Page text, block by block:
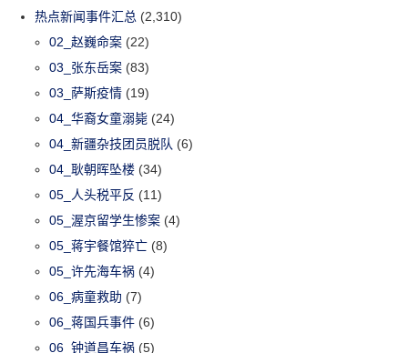
热点新闻事件汇总 (2,310)
02_赵巍命案 (22)
03_张东岳案 (83)
03_萨斯疫情 (19)
04_华裔女童溺毙 (24)
04_新疆杂技团员脱队 (6)
04_耿朝晖坠楼 (34)
05_人头税平反 (11)
05_渥京留学生惨案 (4)
05_蒋宇餐馆猝亡 (8)
05_许先海车祸 (4)
06_病童救助 (7)
06_蒋国兵事件 (6)
06_钟道昌车祸 (5)